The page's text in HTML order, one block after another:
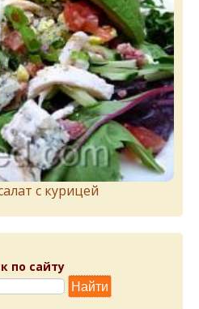
с курицей
по сайту